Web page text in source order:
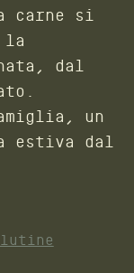
carne si
la
dal
un
estiva dal